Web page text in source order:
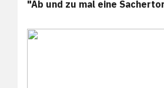
"Ab und zu mal eine